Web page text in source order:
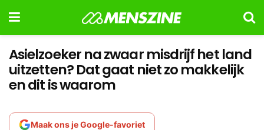
Asielzoeker na zwaar misdrijf het land
uitzetten? Dat gaat niet zo makkelijk
en dit is waarom
Maak ons je Google-favoriet